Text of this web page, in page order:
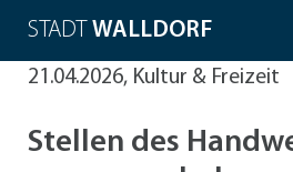
STADT WALLDORF
21.04.2026, Kultur & Freizeit
Stellen des